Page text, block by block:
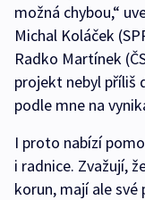
možná chybou,“
Michal Koláček
Radko Martínek
projekt nebyl příliš
podle mne na
I proto nabízí
i radnice. Zvažují,
korun, mají ale